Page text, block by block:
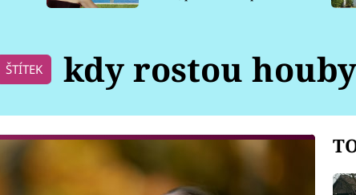
ŠTÍTEK kdy rostou houby